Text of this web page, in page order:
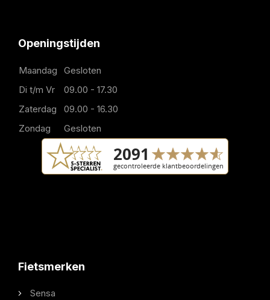
Openingstijden
Maandag
Gesloten
Di t/m Vr
09.00 - 17.30
Zaterdag
09.00 - 16.30
Zondag
Gesloten
Fietsmerken
Sensa